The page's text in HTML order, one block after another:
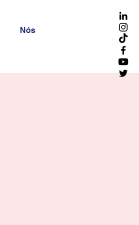
Nós